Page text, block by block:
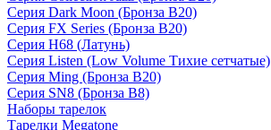
Серия Dark Moon (Бронза B20)
Серия FX Series (Бронза B20)
Серия H68 (Латунь)
Серия Listen (Low Volume Тихие сетчатые)
Серия Ming (Бронза B20)
Серия SN8 (Бронза B8)
Наборы тарелок
Тарелки Megatone